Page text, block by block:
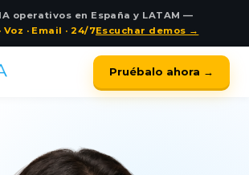
operativos en España y LATAM —
· Email · 24/7Escuchar demos →
Pruébalo ahora →